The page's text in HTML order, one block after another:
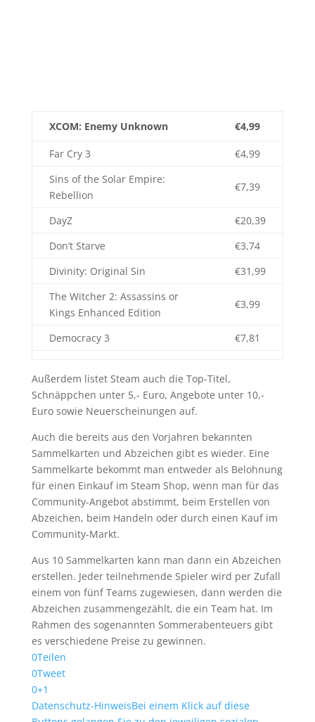
XCOM: Enemy Unknown €4,99
Far Cry 3
€4,99
Sins of the Solar Empire:
Rebellion
€7,39
DayZ
€20,39
Don’t Starve
€3,74
Divinity: Original Sin
€31,99
The Witcher 2: Assassins or
Kings Enhanced Edition
€3,99
Democracy 3 €7,81
Außerdem listet Steam auch die Top-Titel,
Schnäppchen unter 5,- Euro, Angebote unter 10,-
Euro sowie Neuerscheinungen auf.
Auch die bereits aus den Vorjahren bekannten
Sammelkarten und Abzeichen gibt es wieder. Eine
Sammelkarte bekommt man entweder als Belohnung
für einen Einkauf im Steam Shop, wenn man für das
Community-Angebot abstimmt, beim Erstellen von
Abzeichen, beim Handeln oder durch einen Kauf im
Community-Markt.
Aus 10 Sammelkarten kann man dann ein Abzeichen
erstellen. Jeder teilnehmende Spieler wird per Zufall
einem von fünf Teams zugewiesen, dann werden die
Abzeichen zusammengezählt, die ein Team hat. Im
Rahmen des sogenannten Sommerabenteuers gibt
es verschiedene Preise zu gewinnen.
0Teilen
0Tweet
0+1
Datenschutz-HinweisBei einem Klick auf diese